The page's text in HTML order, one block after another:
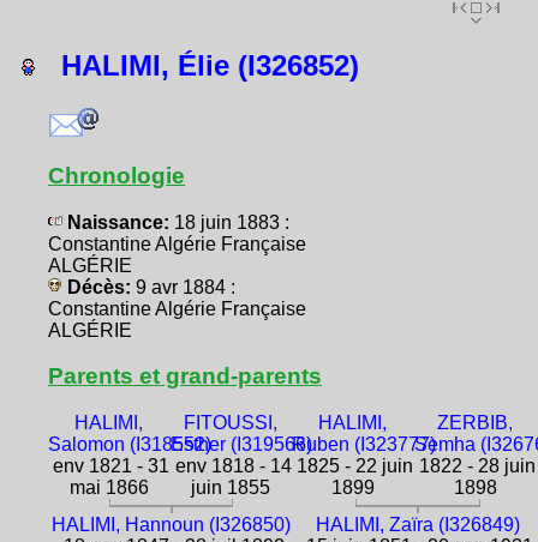
HALIMI, Élie (I326852)
Chronologie
Naissance: 18 juin 1883 :
Constantine Algérie Française
ALGÉRIE
Décès: 9 avr 1884 :
Constantine Algérie Française
ALGÉRIE
Parents et grand-parents
HALIMI,
Salomon (I318552)
env 1821 - 31
mai 1866
FITOUSSI,
Esther (I319566)
env 1818 - 14
juin 1855
HALIMI,
Ruben (I323777)
1825 - 22 juin
1899
ZERBIB,
Semha
1822 - 28 juin
1898
HALIMI, Hannoun (I326850)
HALIMI, Zaïra (I326849)